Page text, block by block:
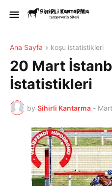
Ana Sayfa koşu istatistikleri
20 Mart
İstatistikleri
by Sihirli Kantarma -